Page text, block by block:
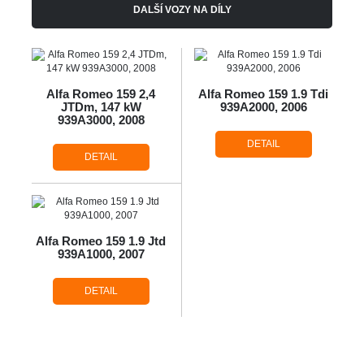
DALŠÍ VOZY NA DÍLY
Alfa Romeo 159 2,4
JTDm, 147 kW
939A3000, 2008
DETAIL
Alfa Romeo 159 1.9 Tdi
939A2000, 2006
DETAIL
Alfa Romeo 159 1.9 Jtd
939A1000, 2007
DETAIL